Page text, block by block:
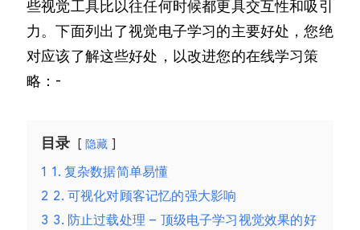
些视觉工具比以往任何时候都更具交互性和吸引
力。下面列出了视觉电子学习的主要好处，您绝
对应该了解这些好处，以改进您的在线学习策
略：-
目录 隐藏
1 1. 复杂数据简单易懂
2 2. 可视化对顾客记忆的强大影响
3 3. 防止过载处理 – 顶级电子学习视觉效果的好